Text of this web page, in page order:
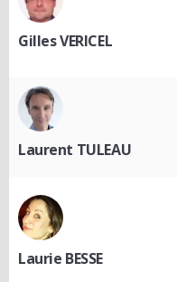
Gilles VERICEL
Laurent TULEAU
Laurie BESSE